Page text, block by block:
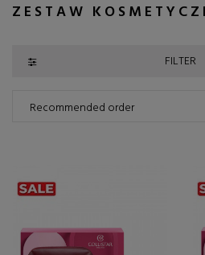
ZESTAW
FILTER